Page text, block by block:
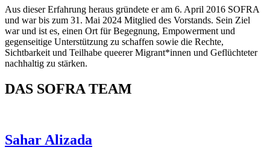
Aus dieser Erfahrung heraus gründete er am 6. April 2016 SOFRA
und war bis zum 31. Mai 2024 Mitglied des Vorstands. Sein Ziel
war und ist es, einen Ort für Begegnung, Empowerment und
gegenseitige Unterstützung zu schaffen sowie die Rechte,
Sichtbarkeit und Teilhabe queerer Migrant*innen und Geflüchteter
nachhaltig zu stärken.
DAS SOFRA TEAM
Sahar Alizada